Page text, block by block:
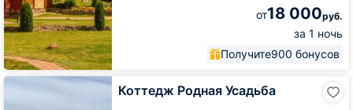
от18 000руб.
за 1 ночь
Получите900 бонусов
Коттедж Родная Усадьба
Коттедж